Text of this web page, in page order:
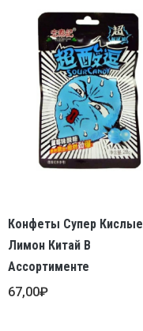
Конфеты Супер Кислые
Лимон Китай В
Ассортименте
67,00₽